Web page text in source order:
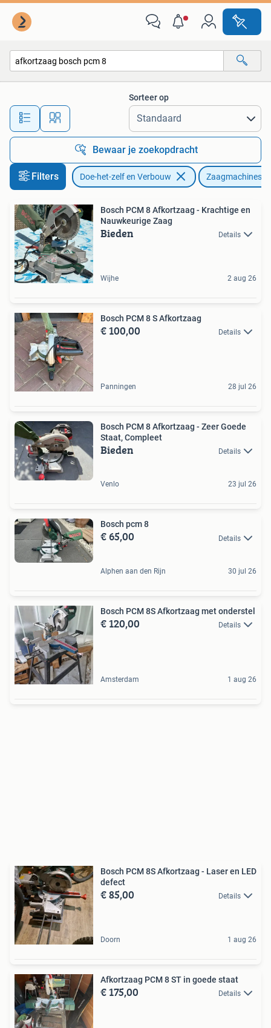
Alle afstanden…
Sorteer op
Bewaar je zoekopdracht
Filters Doe-het-zelf en Verbouw Zaagmachines
Bosch PCM 8 Afkortzaag - Krachtige en
Nauwkeurige Zaag
Bieden Details
Wijhe 2 aug 26
Bosch PCM 8 S Afkortzaag
€ 100,00 Details
Panningen 28 jul 26
Bosch PCM 8 Afkortzaag - Zeer Goede
Staat, Compleet
Bieden Details
Venlo 23 jul 26
Bosch pcm 8
€ 65,00 Details
Alphen aan den Rijn 30 jul 26
Bosch PCM 8S Afkortzaag met onderstel
€ 120,00 Details
Amsterdam 1 aug 26
Bosch PCM 8S Afkortzaag - Laser en LED
defect
€ 85,00 Details
Doorn 1 aug 26
Afkortzaag PCM 8 ST in goede staat
€ 175,00 Details